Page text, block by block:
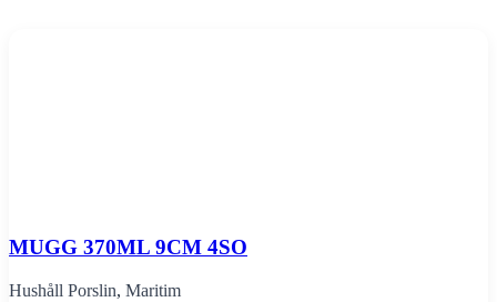
MUGG 370ML 9CM 4SO
Hushåll Porslin, Maritim